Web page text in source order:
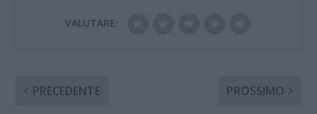
VALUTARE:
PRECEDENTE PROSSIMO